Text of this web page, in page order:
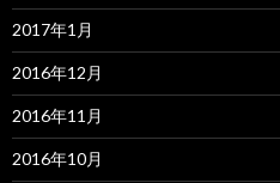
2017年1月
2016年12月
2016年11月
2016年10月